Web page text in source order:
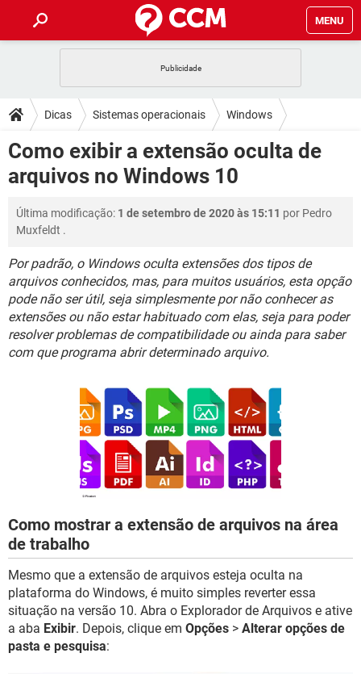
MENU
CELULAR FACEBOOK
OUTLOOK EXCEL
INSTAGRAM GMAIL
DICAS
JOGOS WHATSAPP
CELULAR FACEBOOK
OUTLOOK
INSTAGRAM GMAIL
DOWNLOADS
JOGOS WHATSAPP
OUTLOOK
INSTAGRAM GMAIL
GUIA DE COMPRAS
FÓRUM
JOGOS WHATSAPP
OUTLOOK EXCEL
INSTAGRAM GMAIL
GUIA DE COMPRAS
GLOSSÁRIO
JOGOS WHATSAPP
CELULAR FACEBOOK
OUTLOOK EXCEL
INSTAGRAM GMAIL
Dicas Sistemas operacionais Windows
Windows 10
Como exibir a extensão oculta de
arquivos no Windows 10
Última modificação: 1 de setembro de 2020 às 15:11 por Pedro
Muxfeldt .
Por padrão, o Windows oculta extensões dos tipos de
arquivos conhecidos, mas, para muitos usuários, esta opção
pode não ser útil, seja simplesmente por não conhecer as
extensões ou não estar habituado com elas, seja para poder
resolver problemas de compatibilidade ou ainda para saber
com que programa abrir determinado arquivo.
Como mostrar a extensão de arquivos na área
de trabalho
Mesmo que a extensão de arquivos esteja oculta na
plataforma do Windows, é muito simples reverter essa
situação na versão 10. Abra o Explorador de Arquivos e ative
a aba Exibir. Depois, clique em Opções > Alterar opções de
pasta e pesquisa: